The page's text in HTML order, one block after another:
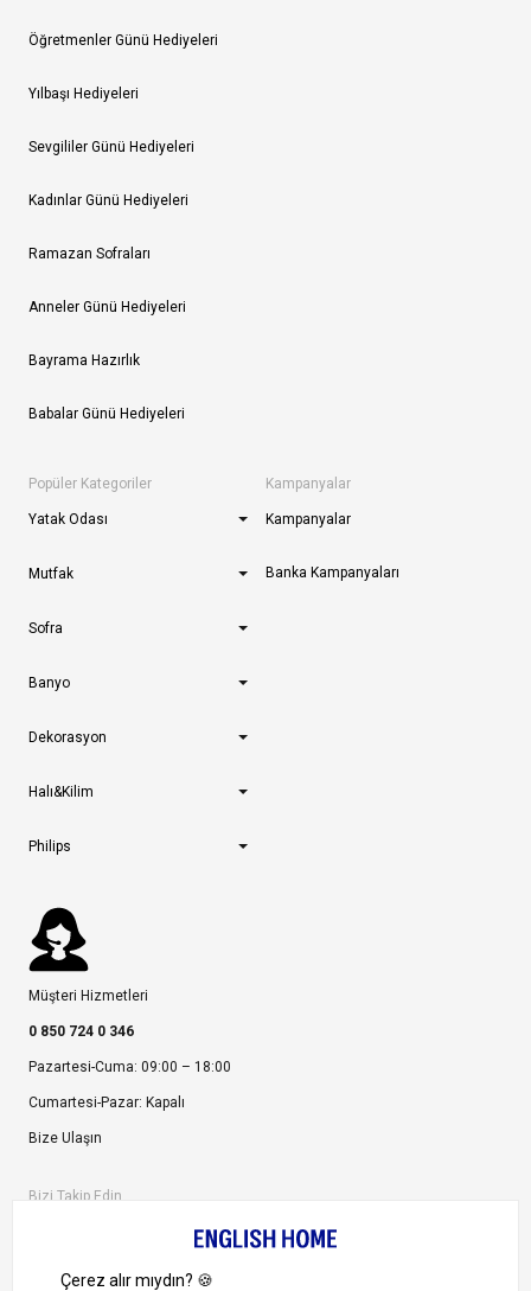
Öğretmenler Günü Hediyeleri
Yılbaşı Hediyeleri
Sevgililer Günü Hediyeleri
Kadınlar Günü Hediyeleri
Ramazan Sofraları
Anneler Günü Hediyeleri
Bayrama Hazırlık
Babalar Günü Hediyeleri
Popüler Kategoriler
Yatak Odası
Mutfak
Sofra
Banyo
Dekorasyon
Halı&Kilim
Philips
Kampanyalar
Kampanyalar
Banka Kampanyaları
Müşteri Hizmetleri
0 850 724 0 346
Pazartesi-Cuma: 09:00 – 18:00
Cumartesi-Pazar: Kapalı
Bize Ulaşın
Bizi Takip Edin